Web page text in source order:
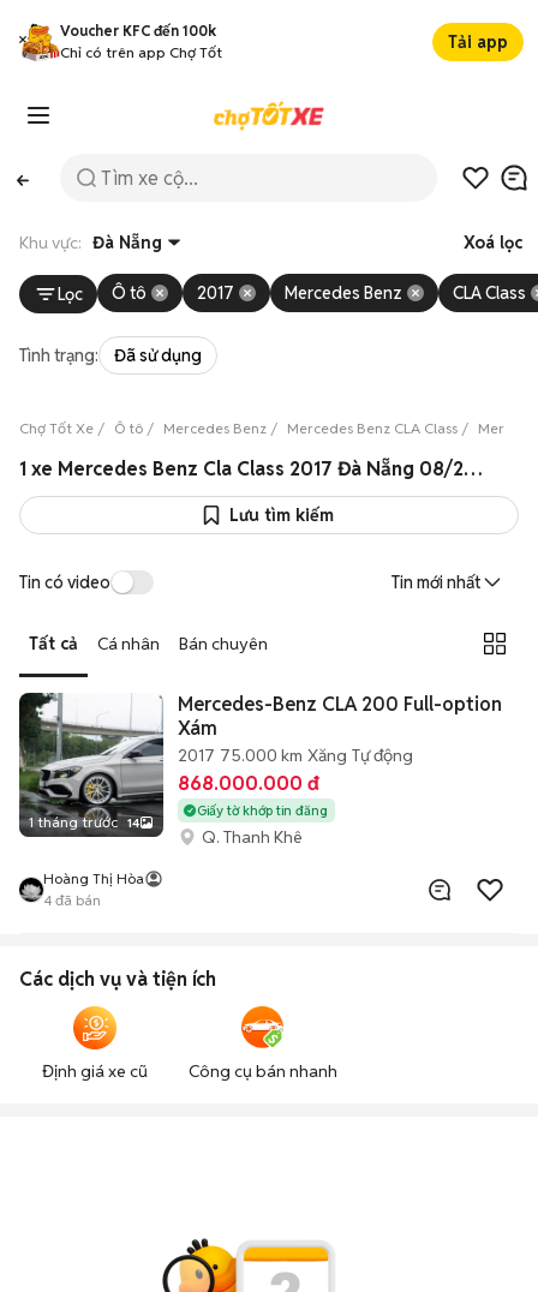
Voucher KFC đến 100k
Chỉ có trên app Chợ Tốt
Tải app
Khu vực: Đà Nẵng Xoá lọc
Lọc Ô tô 2017 Mercedes Benz CLA Class
Tình trạng: Đã sử dụng
Chợ Tốt Xe Ô tô Mercedes Benz Mercedes Benz CLA Class
1 xe Mercedes Benz Cla Class 2017 Đà Nẵng 08/2026
Lưu tìm kiếm
Tin có video Tin mới nhất
Tất cả Cá nhân Bán chuyên
1 tháng trước 14
Mercedes-Benz CLA 200 Full-option
Xám
2017 75.000 km Xăng Tự động
868.000.000 đ
Giấy tờ khớp tin đăng
Q. Thanh Khê
Hoàng Thị Hòa
4 đã bán
Các dịch vụ và tiện ích
Định giá xe cũ Công cụ bán nhanh